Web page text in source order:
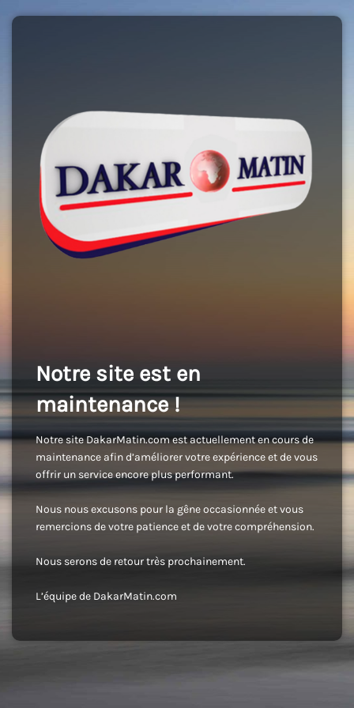
Notre site est en
maintenance !
Notre site DakarMatin.com est actuellement en cours de
maintenance afin d’améliorer votre expérience et de vous
offrir un service encore plus performant.
Nous nous excusons pour la gêne occasionnée et vous
remercions de votre patience et de votre compréhension.
Nous serons de retour très prochainement.
L’équipe de DakarMatin.com